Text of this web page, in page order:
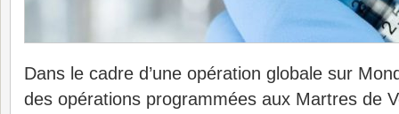
Dans le cadre d’une opération globale sur
des opérations programmées aux Martres de